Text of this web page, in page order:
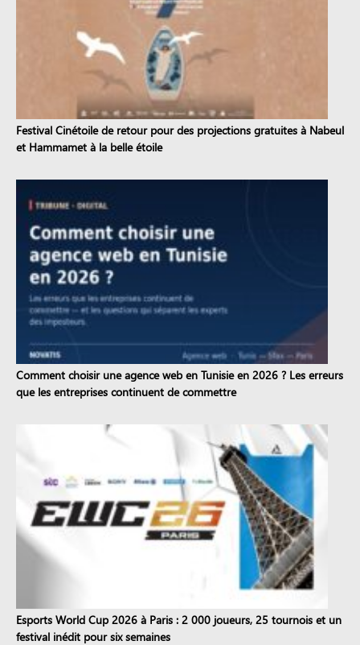
Festival Cinétoile de retour pour des projections gratuites à Nabeul
et Hammamet à la belle étoile
Comment choisir une agence web en Tunisie en 2026 ? Les erreurs
que les entreprises continuent de commettre
Esports World Cup 2026 à Paris : 2 000 joueurs, 25 tournois et un
festival inédit pour six semaines